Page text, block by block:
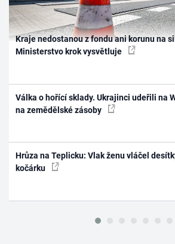
Kraje nedostanou z fondu ani korunu na
Ministerstvo krok vysvětluje
Válka o hořící sklady. Ukrajinci udeřili na
na zemědělské zásoby
Hrůza na Teplicku: Vlak ženu vláčel
kočárku